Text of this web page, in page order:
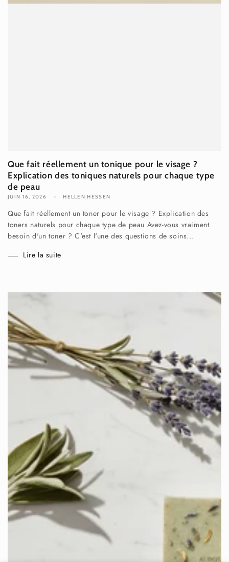
Que fait réellement un tonique pour le visage ?
Explication des toniques naturels pour chaque type
de peau
JUIN 16, 2026 HELLEN HESSEN
Que fait réellement un toner pour le visage ? Explication des
toners naturels pour chaque type de peau Avez-vous vraiment
besoin d'un toner ? C'est l'une des questions de soins...
Lire la suite